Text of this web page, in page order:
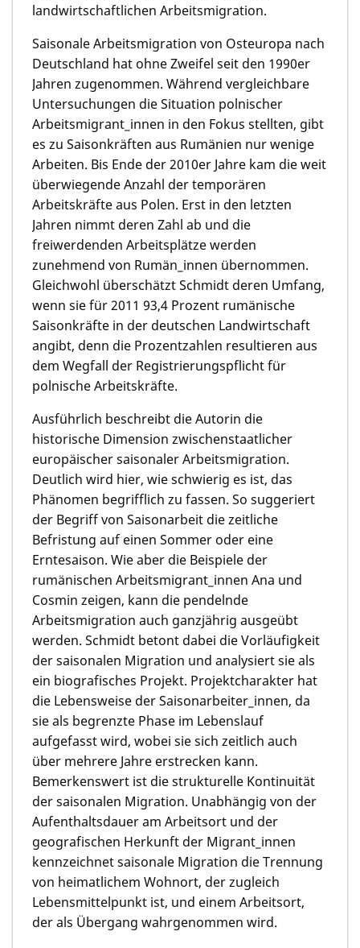
landwirtschaftlichen Arbeitsmigration.
Saisonale Arbeitsmigration von Osteuropa nach
Deutschland hat ohne Zweifel seit den 1990er
Jahren zugenommen. Während vergleichbare
Untersuchungen die Situation polnischer
Arbeitsmigrant_innen in den Fokus stellten, gibt
es zu Saisonkräften aus Rumänien nur wenige
Arbeiten. Bis Ende der 2010er Jahre kam die weit
überwiegende Anzahl der temporären
Arbeitskräfte aus Polen. Erst in den letzten
Jahren nimmt deren Zahl ab und die
freiwerdenden Arbeitsplätze werden
zunehmend von Rumän_innen übernommen.
Gleichwohl überschätzt Schmidt deren Umfang,
wenn sie für 2011 93,4 Prozent rumänische
Saisonkräfte in der deutschen Landwirtschaft
angibt, denn die Prozentzahlen resultieren aus
dem Wegfall der Registrierungspflicht für
polnische Arbeitskräfte.
Ausführlich beschreibt die Autorin die
historische Dimension zwischenstaatlicher
europäischer saisonaler Arbeitsmigration.
Deutlich wird hier, wie schwierig es ist, das
Phänomen begrifflich zu fassen. So suggeriert
der Begriff von Saisonarbeit die zeitliche
Befristung auf einen Sommer oder eine
Erntesaison. Wie aber die Beispiele der
rumänischen Arbeitsmigrant_innen Ana und
Cosmin zeigen, kann die pendelnde
Arbeitsmigration auch ganzjährig ausgeübt
werden. Schmidt betont dabei die Vorläufigkeit
der saisonalen Migration und analysiert sie als
ein biografisches Projekt. Projektcharakter hat
die Lebensweise der Saisonarbeiter_innen, da
sie als begrenzte Phase im Lebenslauf
aufgefasst wird, wobei sie sich zeitlich auch
über mehrere Jahre erstrecken kann.
Bemerkenswert ist die strukturelle Kontinuität
der saisonalen Migration. Unabhängig von der
Aufenthaltsdauer am Arbeitsort und der
geografischen Herkunft der Migrant_innen
kennzeichnet saisonale Migration die Trennung
von heimatlichem Wohnort, der zugleich
Lebensmittelpunkt ist, und einem Arbeitsort,
der als Übergang wahrgenommen wird.